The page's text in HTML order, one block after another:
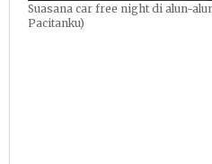
Suasana car free night di alun-
Pacitanku)